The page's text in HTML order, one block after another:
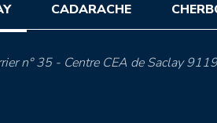
CADARACHE
n° 35 - Centre CEA de Saclay